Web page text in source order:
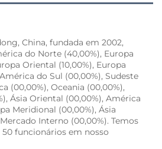
China, fundada em 2002,
do Norte (40,00%), Europa
Oriental (10,00%), Europa
do Sul (00,00%), Sudeste
(00,00%), Oceania (00,00%),
Ásia Oriental (00,00%), América
Meridional (00,00%), Ásia
Interno (00,00%). Temos
50 funcionários em nosso